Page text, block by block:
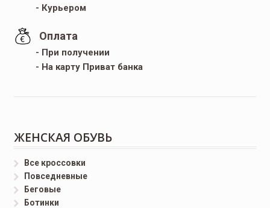
- Курьером
Оплата
- При получении
- На карту Приват банка
ЖЕНСКАЯ ОБУВЬ
Все кроссовки
Повседневные
Беговые
Ботинки